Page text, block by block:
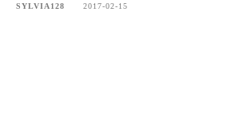
SYLVIA128
2017-02-15